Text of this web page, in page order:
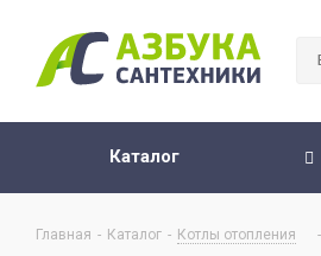
Каталог
Главная - Каталог - Котлы отопления -